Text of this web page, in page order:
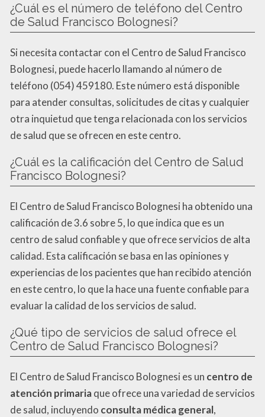
¿Cuál es el número de teléfono del Centro
de Salud Francisco Bolognesi?
Si necesita contactar con el Centro de Salud Francisco
Bolognesi, puede hacerlo llamando al número de
teléfono (054) 459180. Este número está disponible
para atender consultas, solicitudes de citas y cualquier
otra inquietud que tenga relacionada con los servicios
de salud que se ofrecen en este centro.
¿Cuál es la calificación del Centro de Salud
Francisco Bolognesi?
El Centro de Salud Francisco Bolognesi ha obtenido una
calificación de 3.6 sobre 5, lo que indica que es un
centro de salud confiable y que ofrece servicios de alta
calidad. Esta calificación se basa en las opiniones y
experiencias de los pacientes que han recibido atención
en este centro, lo que la hace una fuente confiable para
evaluar la calidad de los servicios de salud.
¿Qué tipo de servicios de salud ofrece el
Centro de Salud Francisco Bolognesi?
El Centro de Salud Francisco Bolognesi es un centro de
atención primariaque ofrece una variedad de servicios
de salud, incluyendo consulta médica general,